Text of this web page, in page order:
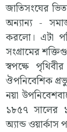
জাতিসংঘের
অন্যান্য -
করলো। এটা
সংগ্রামের
স্বপক্ষে
ঔপনিবেশিক
নয়া
১৮৫৭ সালের
অ্যান্ড ওয়ার্কাস